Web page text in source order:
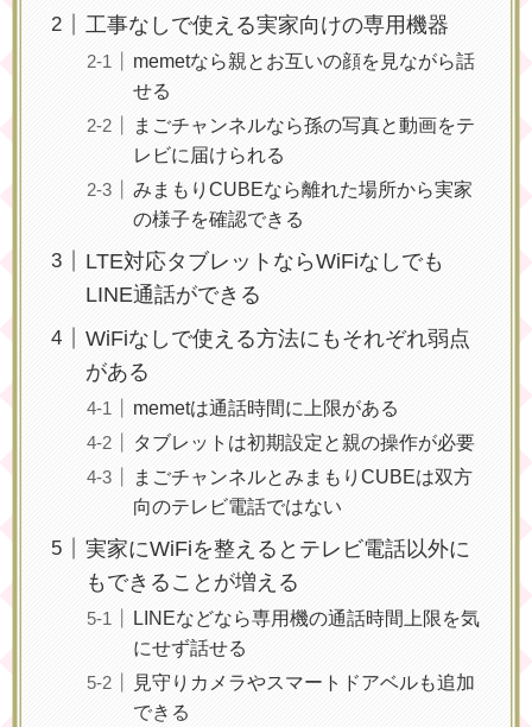
工事なしで使える実家向けの専用機器
memetなら親とお互いの顔を見ながら話
せる
まごチャンネルなら孫の写真と動画をテ
レビに届けられる
みまもりCUBEなら離れた場所から実家
の様子を確認できる
LTE対応タブレットならWiFiなしでも
LINE通話ができる
WiFiなしで使える方法にもそれぞれ弱点
がある
memetは通話時間に上限がある
タブレットは初期設定と親の操作が必要
まごチャンネルとみまもりCUBEは双方
向のテレビ電話ではない
実家にWiFiを整えるとテレビ電話以外に
もできることが増える
LINEなどなら専用機の通話時間上限を気
にせず話せる
見守りカメラやスマートドアベルも追加
できる